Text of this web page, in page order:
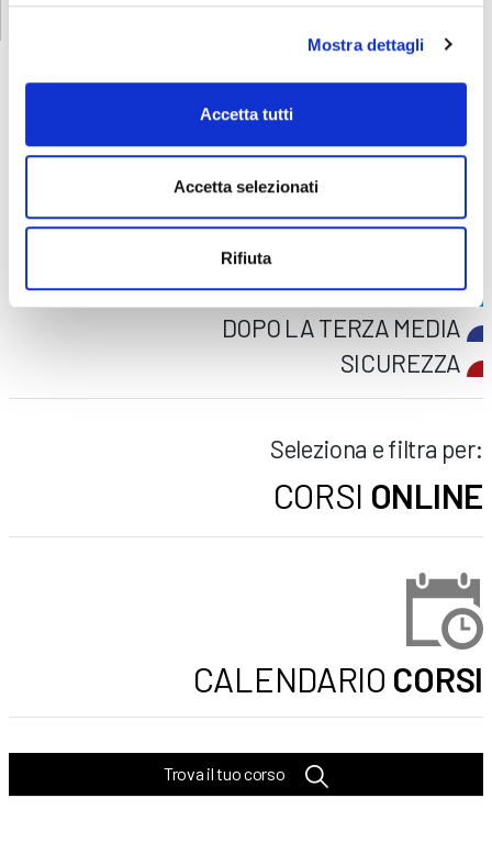
Mostra dettagli
Accetta tutti
Accetta selezionati
Rifiuta
FORMAZIONEE CORSI
Seleziona e filtra per:
AZIENDE
DOPO LA TERZA MEDIA
SICUREZZA
Seleziona e filtra per:
CORSI ONLINE
CALENDARIO CORSI
Trova il tuo corso